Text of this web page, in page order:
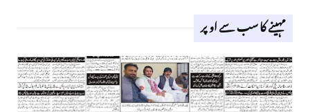
مہینے کا سب سے اوپر